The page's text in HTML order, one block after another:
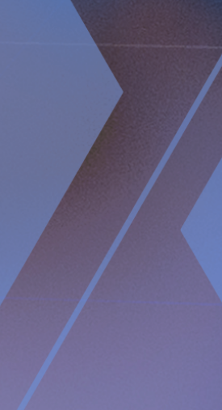
engelska via en telefonkonferens
Telefonnummer till konferensen:
implantica-q2-2022
Nicole Pehrsson
vänligen kontakta:
Relations
335 09 49
Nasdaq First North Premier